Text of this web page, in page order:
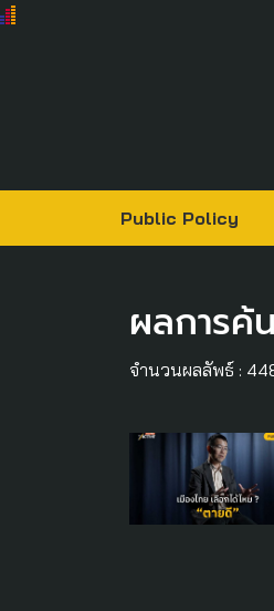
Public Policy
ผลการค้
จำนวนผลลัพธ์ :